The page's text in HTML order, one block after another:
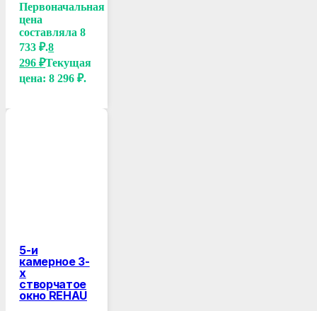
Первоначальная
цена
составляла 8
733 ₽.8
296₽Текущая
цена: 8 296 ₽.
5-и
камерное 3-
х
створчатое
окно REHAU